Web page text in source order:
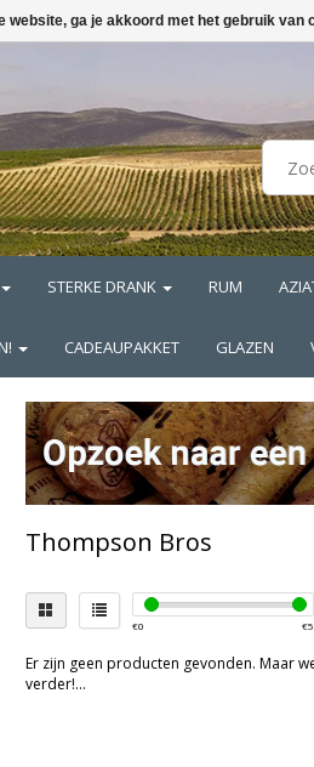
STERKE DRANK RUM
CADEAUPAKKET GLAZEN
Thompson Bros
€0 €5
Er zijn geen producten gevonden. Maar
verder!...
website, ga je akkoord met het gebruik